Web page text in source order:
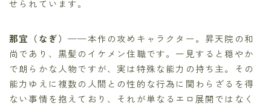
せられています。
那宜（なぎ）——本作の攻めキャラクター。昇天院の和
尚であり、黒髪のイケメン住職です。一見すると穏やか
で朗らかな人物ですが、実は特殊な能力の持ち主。その
能力ゆえに複数の人間との性的な行為に関わらざるを得
ない事情を抱えており、それが単なるエロ展開ではなく